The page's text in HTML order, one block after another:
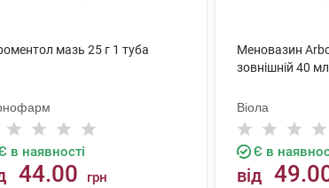
мазь 25 г 1 туба
в наявності
44.00 грн
Меновазин
зовнішній 40
Віола
Є в
від